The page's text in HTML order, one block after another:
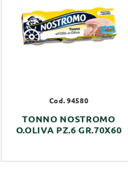
Cod. 94580
TONNO NOSTROMO
O.OLIVA PZ.6 GR.70X60